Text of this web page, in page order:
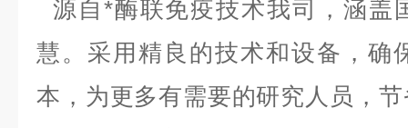
源自*酶联免疫技术我司，涵盖
慧。采用精良的技术和设备，确
本，为更多有需要的研究人员，